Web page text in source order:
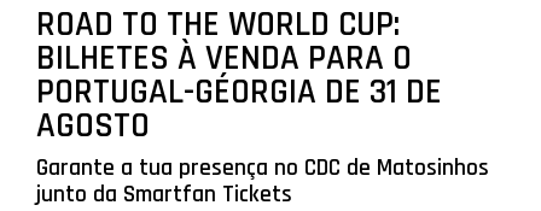
ROAD TO THE WORLD CUP:
BILHETES À VENDA PARA O
PORTUGAL-GÉORGIA DE 31 DE
AGOSTO
Garante a tua presença no CDC de Matosinhos
junto da Smartfan Tickets